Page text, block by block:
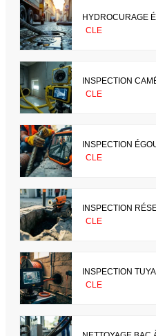
HYDROCURAGE
CLE
INSPECTION
CLE
INSPECTION
CLE
INSPECTION
CLE
INSPECTION
CLE